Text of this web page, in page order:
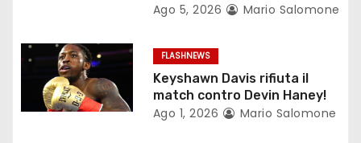
c
l
Ago 5, 2026 Mario Salomone
FLASHNEWS
Keyshawn Davis rifiuta il
match contro Devin Haney!
Ago 1, 2026 Mario Salomone